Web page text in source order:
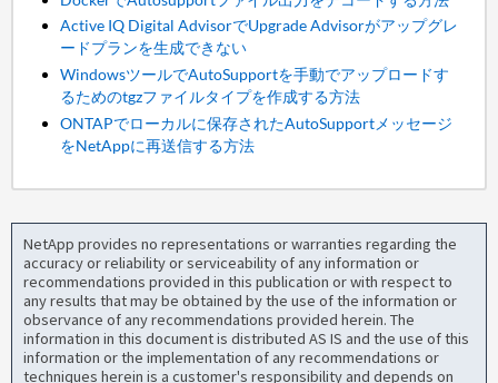
Active IQ Digital AdvisorでUpgrade Advisorがアップグレ
ードプランを生成できない
WindowsツールでAutoSupportを手動でアップロードす
るためのtgzファイルタイプを作成する方法
ONTAPでローカルに保存されたAutoSupportメッセージ
をNetAppに再送信する方法
NetApp provides no representations or warranties regarding the
accuracy or reliability or serviceability of any information or
recommendations provided in this publication or with respect to
any results that may be obtained by the use of the information or
observance of any recommendations provided herein. The
information in this document is distributed AS IS and the use of this
information or the implementation of any recommendations or
techniques herein is a customer's responsibility and depends on